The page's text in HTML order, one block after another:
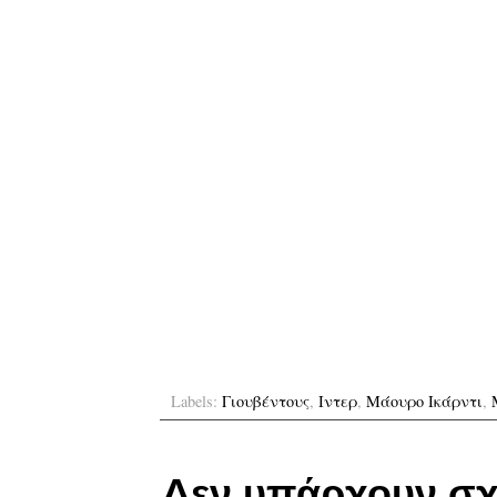
Labels: Γιουβέντους, Ιντερ, Μάουρο Ικάρντι,